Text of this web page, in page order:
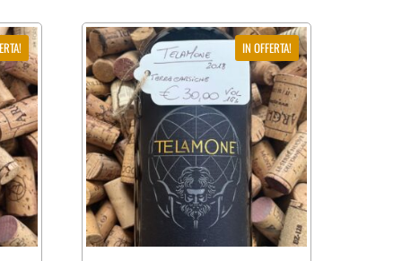
IN OFFERTA!